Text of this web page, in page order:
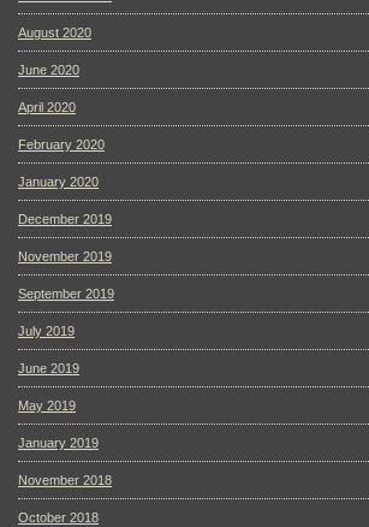
August 2020
June 2020
April 2020
February 2020
January 2020
December 2019
November 2019
September 2019
July 2019
June 2019
May 2019
January 2019
November 2018
October 2018